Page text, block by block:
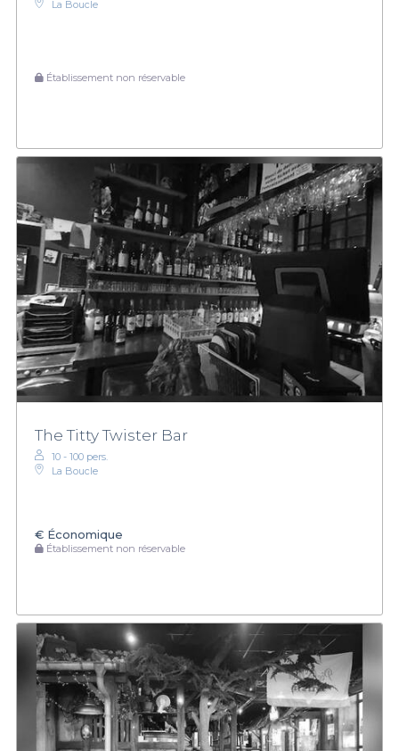
La Boucle
Établissement non réservable
The Titty Twister Bar
10 - 100 pers.
La Boucle
€ Économique
Établissement non réservable